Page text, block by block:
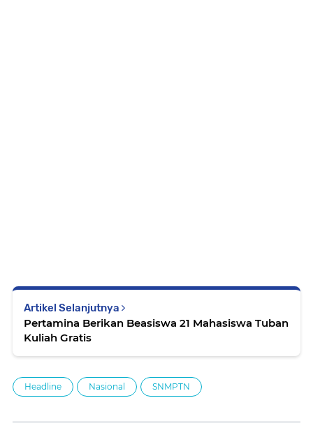
Artikel Selanjutnya
Pertamina Berikan Beasiswa 21 Mahasiswa Tuban
Kuliah Gratis
Headline Nasional SNMPTN